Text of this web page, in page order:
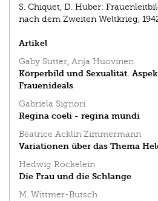
S. Chiquet, D. Huber:
nach dem Zweiten Weltkrieg,
Artikel
Gaby Sutter, Anja Huovinen
Körperbild und Sexualität.
Frauenideals
Gabriela Signori
Regina coeli - regina mundi
Béatrice Acklin Zimmermann
Variationen über das Thema
Hedwig Röckelein
Die Frau und die Schlange
M. Wittmer-Butsch